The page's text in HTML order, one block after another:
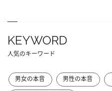
KEYWORD
人気のキーワード
男女の本音 男性の本音